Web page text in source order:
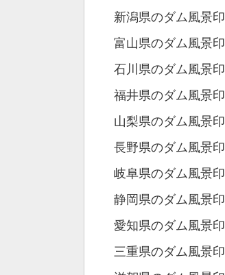
新潟県のダム風景印
富山県のダム風景印
石川県のダム風景印
福井県のダム風景印
山梨県のダム風景印
長野県のダム風景印
岐阜県のダム風景印
静岡県のダム風景印
愛知県のダム風景印
三重県のダム風景印